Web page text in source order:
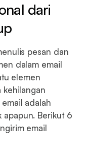
dari
pesan dan
dalam email
elemen
kehilangan
adalah
apapun. Berikut 6
email